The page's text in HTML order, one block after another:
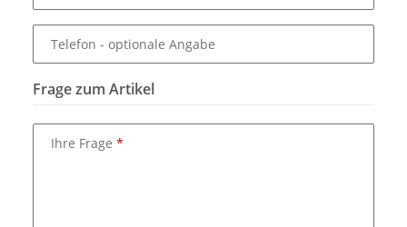
Telefon - optionale Angabe
Frage zum Artikel
Ihre Frage